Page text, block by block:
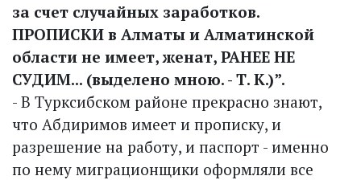
за счет случайных заработков.
ПРОПИСКИ в Алматы и Алматинской
области не имеет, женат, РАНЕЕ НЕ
СУДИМ... (выделено мною. - Т. К.)”.
- В Турксибском районе прекрас­но знают,
что Абдиримов имеет и прописку, и
разрешение на работу, и паспорт - именно
по нему миграционщики оформляли все